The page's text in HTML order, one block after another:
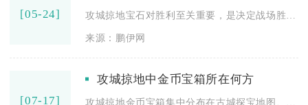
[05-24] 攻城掠地宝石对胜利至关重要，是决定战场胜负、提升整体战力的核...
来源：鹏伊网
[07-17]
攻城掠地中金币宝箱所在何方